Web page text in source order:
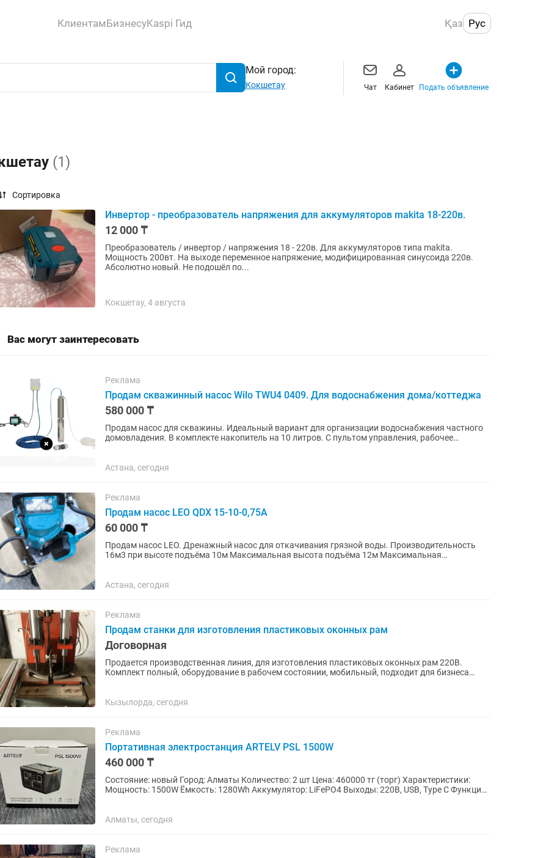
КлиентамБизнесуKaspi Гид Қаз Рус
Мой город:
Кокшетау Чат Кабинет Подать объявление
(1)
Сортировка
Инвертор - преобразователь напряжения для аккумуляторов makita 18-220в.
12 000 ₸
Преобразователь / инвертор / напряжения 18 - 220в. Для аккумуляторов типа makita.
Мощность 200вт. На выходе переменное напряжение, модифицированная синусоида 220в.
Абсолютно новый. Не подошёл по...
Кокшетау, 4 августа
Вас могут заинтересовать
Реклама
Продам скважинный насос Wilo TWU4 0409. Для водоснабжения дома/коттеджа
580 000 ₸
Продам насос для скважины. Идеальный вариант для организации водоснабжения частного
домовладения. В комплекте накопитель на 10 литров. С пультом управления, рабочее
Астана, сегодня
Реклама
Продам насос LEO QDX 15-10-0,75A
60 000 ₸
Продам насос LEO. Дренажный насос для откачивания грязной воды. Производительность
16м3 при высоте подъёма 10м Максимальная высота подъёма 12м Максимальная
Астана, сегодня
Реклама
Продам станки для изготовления пластиковых оконных рам
Договорная
Продается производственная линия, для изготовления пластиковых оконных рам 220В.
Комплект полный, оборудование в рабочем состоянии, мобильный, подходит для бизнеса
Кызылорда, сегодня
Реклама
Портативная электростанция ARTELV PSL 1500W
460 000 ₸
Состояние: новый Город: Алматы Количество: 2 шт Цена: 460000 тг (торг) Характеристики:
Мощность: 1500W Ёмкость: 1280Wh Аккумулятор: LiFePO4 Выходы: 220В, USB, Type C Функции:
Алматы, сегодня
Реклама